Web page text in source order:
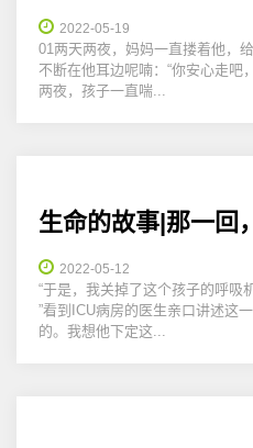
2022-05-19
01两天两夜，妈妈一直搂着他，
不断在他耳边呢喃：“你安心走
两夜，孩子一直喘...
生命的故事|那一回
2022-05-12
“于是，我关掉了这个孩子的呼
”看到ICU病房的医生亲口讲述这
的。我想他下定这...